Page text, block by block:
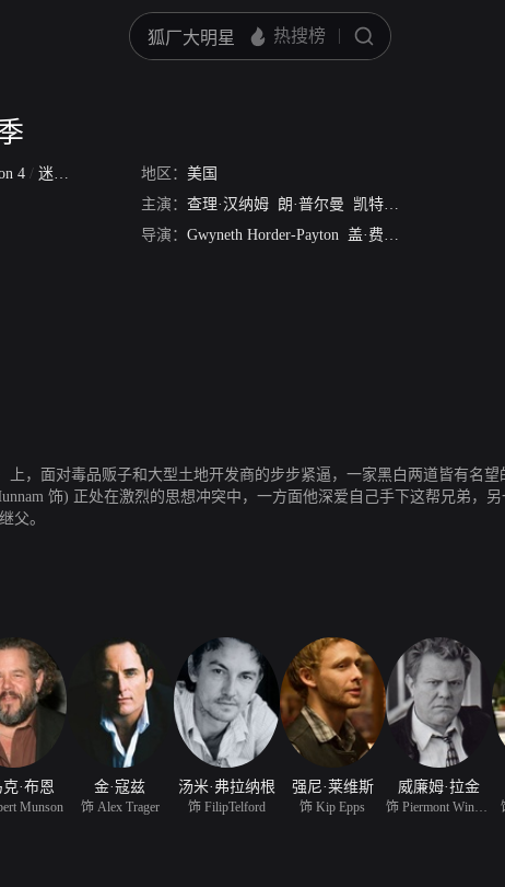
4 / 迷失之子 第四季 /无政府之子 第四季
地区： 美国
主演： 查理·汉纳姆 朗·普尔曼 凯特蕾·萨加尔
导演： Gwyneth Horder-Payton 盖·费尔兰德
上，面对毒品贩子和大型土地开发商的步步紧逼，一家黑白两道皆有名
饰) 正处在激烈的思想冲突中，一方面他深爱自己手下这帮兄弟，
父。
·布恩
Munson
金·寇兹
饰 Alex Trager
汤米·弗拉纳根
饰 FilipTelford
强尼·莱维斯
饰 Kip Epps
威廉姆·拉金